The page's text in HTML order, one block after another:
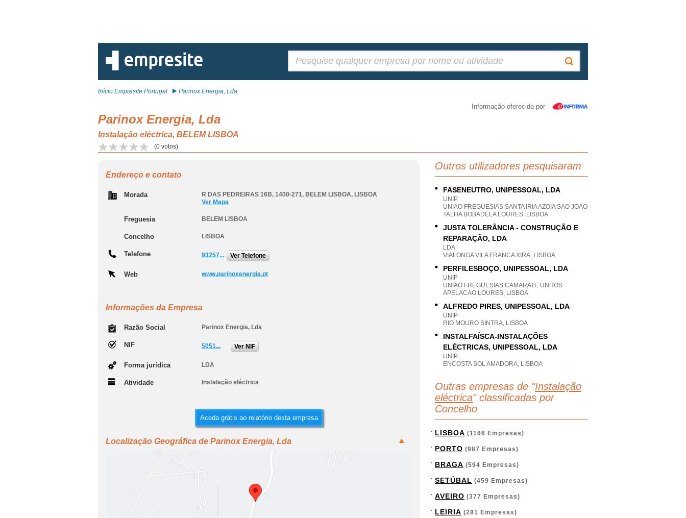
Início Empresite Portugal Parinox Energia, Lda
Informação oferecida por
Parinox Energia, Lda
Instalação eléctrica, BELEM LISBOA
(0 votos)
Endereço e contato
Morada R DAS PEDREIRAS 16B, 1400-271, BELEM LISBOA, LISBOA
Ver Mapa
Freguesia BELEM LISBOA
Concelho LISBOA
Telefone 93257... Ver Telefone
Web www.parinoxenergia.pt
Informações da Empresa
Razão Social Parinox Energia, Lda
NIF 5051... Ver NIF
Forma jurídica LDA
Atividade Instalação eléctrica
Aceda grátis ao relatório desta empresa
Localização Geográfica de Parinox Energia, Lda
Outros utilizadores pesquisaram
FASENEUTRO, UNIPESSOAL, LDA
UNIP
UNIAO FREGUESIAS SANTA IRIA AZOIA SAO JOAO
TALHA BOBADELA LOURES, LISBOA
JUSTA TOLERÂNCIA - CONSTRUÇÃO E
REPARAÇÃO, LDA
LDA
VIALONGA VILA FRANCA XIRA, LISBOA
PERFILESBOÇO, UNIPESSOAL, LDA
UNIP
UNIAO FREGUESIAS CAMARATE UNHOS
APELACAO LOURES, LISBOA
ALFREDO PIRES, UNIPESSOAL, LDA
UNIP
RIO MOURO SINTRA, LISBOA
INSTALFAÍSCA-INSTALAÇÕES
ELÉCTRICAS, UNIPESSOAL, LDA
UNIP
ENCOSTA SOL AMADORA, LISBOA
Outras empresas de "Instalação
eléctrica" classificadas por
Concelho
LISBOA (1166 Empresas)
PORTO (987 Empresas)
BRAGA (594 Empresas)
SETÚBAL (459 Empresas)
AVEIRO (377 Empresas)
LEIRIA (281 Empresas)